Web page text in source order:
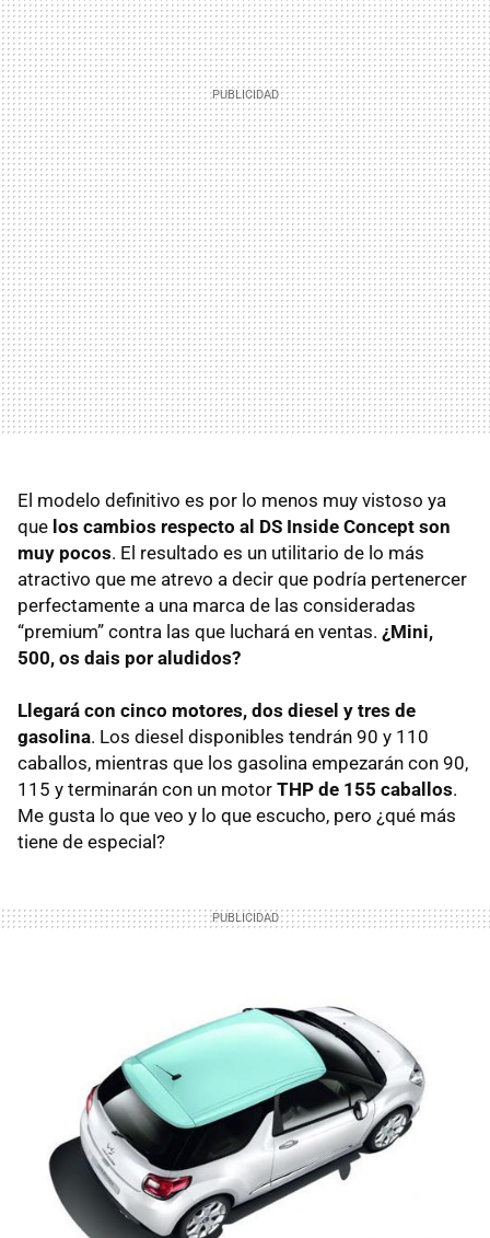
El modelo definitivo es por lo menos muy vistoso ya
que los cambios respecto al DS Inside Concept son
muy pocos. El resultado es un utilitario de lo más
atractivo que me atrevo a decir que podría pertenercer
perfectamente a una marca de las consideradas
“premium” contra las que luchará en ventas. ¿Mini,
500, os dais por aludidos?
Llegará con cinco motores, dos diesel y tres de
gasolina. Los diesel disponibles tendrán 90 y 110
caballos, mientras que los gasolina empezarán con 90,
115 y terminarán con un motor THP de 155 caballos.
Me gusta lo que veo y lo que escucho, pero ¿qué más
tiene de especial?